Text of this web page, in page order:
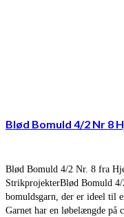
Blød Bomuld 4/2 Nr 8
Blød Bomuld 4/2 Nr. 8 fra
StrikprojekterBlød Bomuld
bomuldsgarn, der er ideel til
Garnet har en løbelængde på